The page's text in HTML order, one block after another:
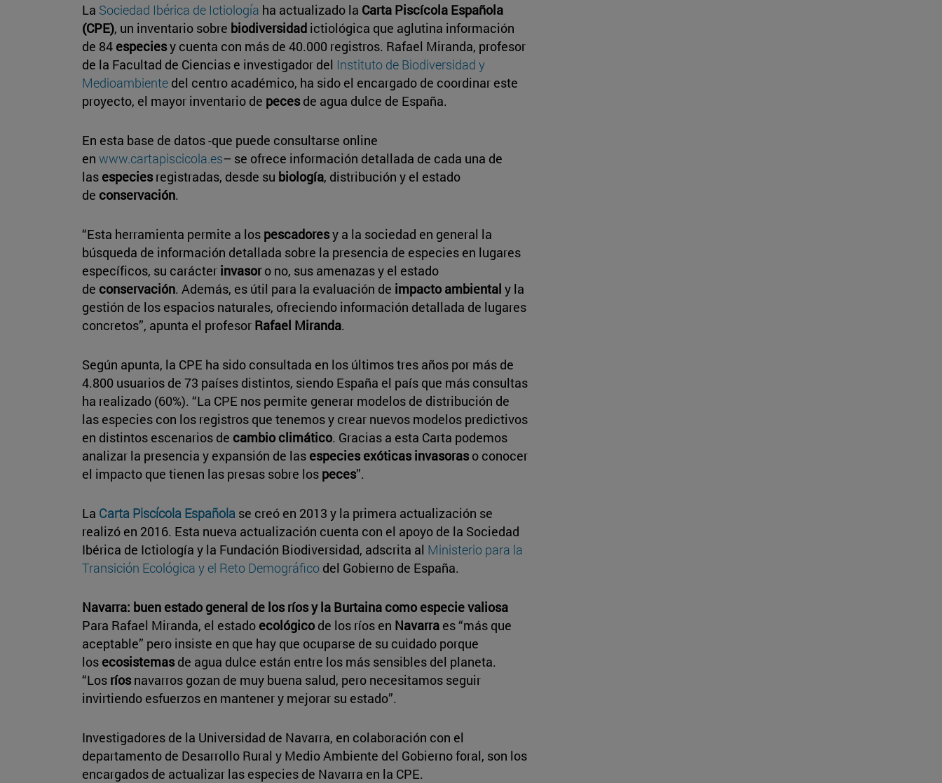
La Sociedad Ibérica de Ictiología ha actualizado la Carta Piscícola Española
(CPE), un inventario sobre biodiversidad ictiológica que aglutina información
de 84 especiesy cuenta con más de 40.000 registros. Rafael Miranda, profesor
de la Facultad de Ciencias e investigador del Instituto de Biodiversidad y
Medioambiente del centro académico, ha sido el encargado de coordinar este
proyecto, el mayor inventario de pecesde agua dulce de España.
En esta base de datos -que puede consultarse online
en www.cartapiscicola.es– se ofrece información detallada de cada una de
las especiesregistradas, desde su biología, distribución y el estado
de conservación.
“Esta herramienta permite a los pescadoresy a la sociedad en general la
búsqueda de información detallada sobre la presencia de especies en lugares
específicos, su carácter invasoro no, sus amenazas y el estado
de conservación. Además, es útil para la evaluación de impacto ambiental y la
gestión de los espacios naturales, ofreciendo información detallada de lugares
concretos”, apunta el profesor Rafael Miranda.
Según apunta, la CPE ha sido consultada en los últimos tres años por más de
4.800 usuarios de 73 países distintos, siendo España el país que más consultas
ha realizado (60%). “La CPE nos permite generar modelos de distribución de
las especies con los registros que tenemos y crear nuevos modelos predictivos
en distintos escenarios de cambio climático. Gracias a esta Carta podemos
analizar la presencia y expansión de las especies exóticas invasoraso conocer
el impacto que tienen las presas sobre los peces”.
La Carta Piscícola Española se creó en 2013 y la primera actualización se
realizó en 2016. Esta nueva actualización cuenta con el apoyo de la Sociedad
Ibérica de Ictiología y la Fundación Biodiversidad, adscrita al Ministerio para la
Transición Ecológica y el Reto Demográfico del Gobierno de España.
Navarra: buen estado general de los ríos y la Burtaina como especie valiosa
Para Rafael Miranda, el estado ecológico de los ríos en Navarra es “más que
aceptable” pero insiste en que hay que ocuparse de su cuidado porque
los ecosistemasde agua dulce están entre los más sensibles del planeta.
“Los ríosnavarros gozan de muy buena salud, pero necesitamos seguir
invirtiendo esfuerzos en mantener y mejorar su estado”.
Investigadores de la Universidad de Navarra, en colaboración con el
departamento de Desarrollo Rural y Medio Ambiente del Gobierno foral, son los
encargados de actualizar las especies de Navarra en la CPE.